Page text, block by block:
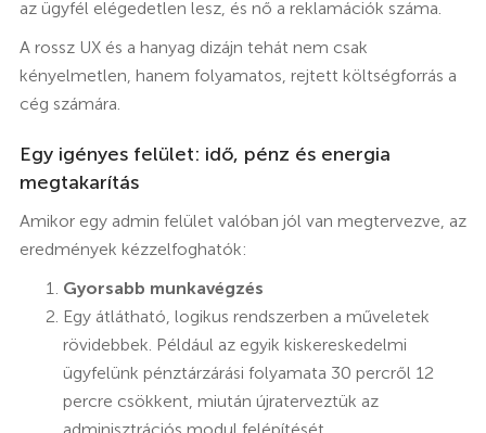
az ügyfél elégedetlen lesz, és nő a reklamációk száma.
A rossz UX és a hanyag dizájn tehát nem csak
kényelmetlen, hanem folyamatos, rejtett költségforrás a
cég számára.
Egy igényes felület: idő, pénz és energia
megtakarítás
Amikor egy admin felület valóban jól van megtervezve, az
eredmények kézzelfoghatók:
Gyorsabb munkavégzés
Egy átlátható, logikus rendszerben a műveletek
rövidebbek. Például az egyik kiskereskedelmi
ügyfelünk pénztárzárási folyamata 30 percről 12
percre csökkent, miután újraterveztük az